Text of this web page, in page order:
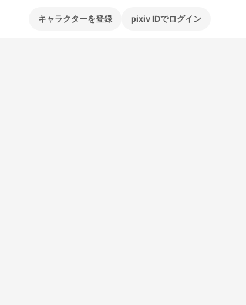
キャラクターを登録 pixiv IDでログイン